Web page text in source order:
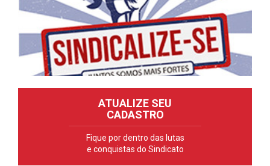
ATUALIZE SEU
CADASTRO
Fique por dentro das lutas
e conquistas do Sindicato